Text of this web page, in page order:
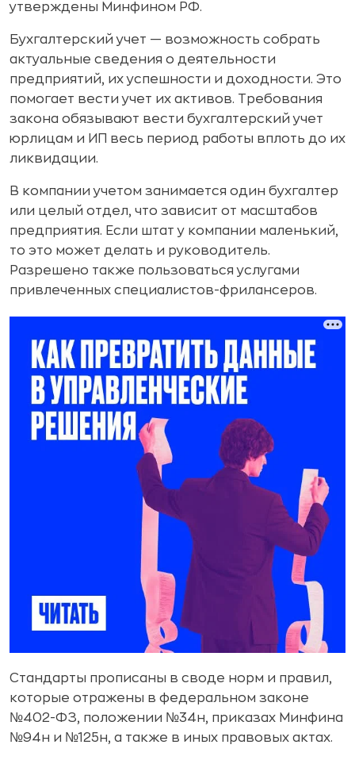
утверждены Минфином РФ.
Бухгалтерский учет — возможность собрать
актуальные сведения о деятельности
предприятий, их успешности и доходности. Это
помогает вести учет их активов. Требования
закона обязывают вести бухгалтерский учет
юрлицам и ИП весь период работы вплоть до их
ликвидации.
В компании учетом занимается один бухгалтер
или целый отдел, что зависит от масштабов
предприятия. Если штат у компании маленький,
то это может делать и руководитель.
Разрешено также пользоваться услугами
привлеченных специалистов-фрилансеров.
Стандарты прописаны в своде норм и правил,
которые отражены в федеральном законе
№402-ФЗ, положении №34н, приказах Минфина
№94н и №125н, а также в иных правовых актах.